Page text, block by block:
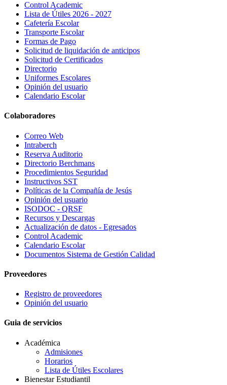
Control Academic
Lista de Útiles 2026 - 2027
Cafetería Escolar
Transporte Escolar
Formas de Pago
Solicitud de liquidación de anticipos
Solicitud de Certificados
Directorio
Uniformes Escolares
Opinión del usuario
Calendario Escolar
Colaboradores
Correo Web
Intraberch
Reserva Auditorio
Directorio Berchmans
Procedimientos Seguridad
Instructivos SST
Políticas de la Compañía de Jesús
Opinión del usuario
ISODOC - QRSF
Recursos y Descargas
Actualización de datos - Egresados
Control Academic
Calendario Escolar
Documentos Sistema de Gestión Calidad
Proveedores
Registro de proveedores
Opinión del usuario
Guia de servicios
Académica
Admisiones
Horarios
Lista de Útiles Escolares
Bienestar Estudiantil